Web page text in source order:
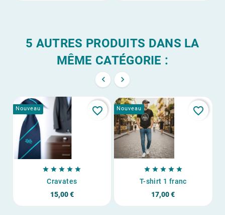
5 AUTRES PRODUITS DANS LA
MÊME CATÉGORIE :
 
Nouveau
    
Cravates
15,00 €
favorite_border Nouveau
    
T-shirt 1 franc
17,00 €
favorite_border